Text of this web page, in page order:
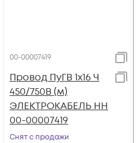
00-00007419
Провод ПуГВ 1х16 Ч
450/750В (м)
ЭЛЕКТРОКАБЕЛЬ НН
00-00007419
Снят с продажи